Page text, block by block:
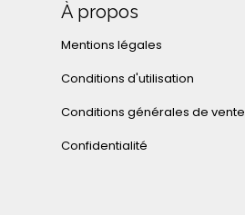
À propos
Mentions légales
Conditions d'utilisation
Conditions générales de vente
Confidentialité